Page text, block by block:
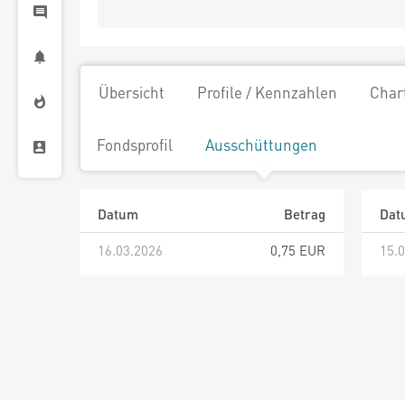
Übersicht Profile / Kennzahlen
Fondsprofil Ausschüttungen
Datum
Betrag
16.03.2026
0,75 EUR